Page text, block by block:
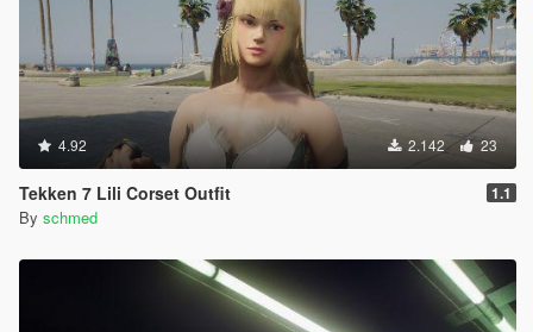
4.92 2.142 23
Tekken 7 Lili Corset Outfit 1.1
By schmed